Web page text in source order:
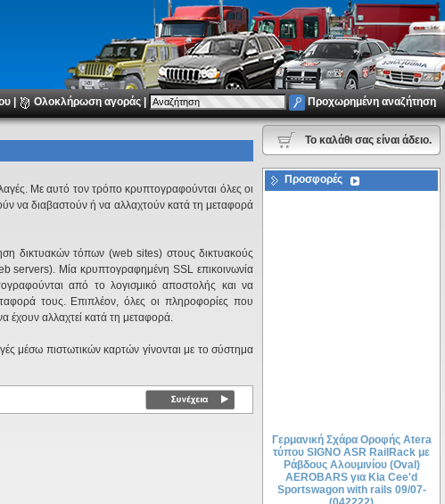
Προχωρημένη αναζήτηση
| Ολοκλήρωση αγοράς |
Με αυτό τον τρόπο κρυπτογραφούνται όλες οι
να διαβαστούν ή να αλλαχτούν κατά τη μεταφορά
δικτυακών τόπων (web sites) στους δικτυακούς
servers). Μία κρυπτογραφημένη SSL επικοινωνία
από το λογισμικό αποστολής και να
τους. Επιπλέον, όλες οι πληροφορίες που
έχουν αλλαχτεί κατά τη μεταφορά.
μέσω πιστωτικών καρτών γίνονται με το σύστημα
To καλάθι σας είναι άδειο.
Προσφορές
τύπου SIGNO ASR RailRack με
Ράβδους Αλουμινίου (Oval)
AEROBARS για Kia Cee'd
Sportswagon with rails 09/07-
(042222)